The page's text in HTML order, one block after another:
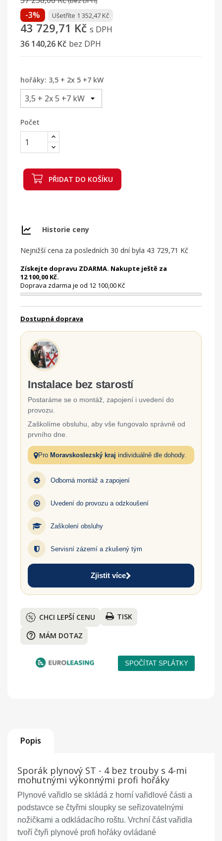
-3% Ušetříte 1 352,47 Kč
43 729,71 Kč s DPH
36 140,26 Kč bez DPH
hořáky: 3,5 + 2x 5 +7 kW
Počet
PŘIDAT DO KOŠÍKU
Historie ceny
Nejnižší cena za posledních 30 dní byla 43 729,71 Kč
Získejte dopravu ZDARMA. Nakupte ještě za
12 100,00 Kč.
Doprava zdarma je od 12 100,00 Kč
Dostupná doprava
Instalace bez starostí
Postaráme se o montáž, zapojení i uvedení do
provozu.
Zaškolíme obsluhu, aby vše fungovalo správně od
prvního dne.
Pro Moravskoslezský kraj individuálně dle dohody.
Odborná montáž a zapojení
Uvedení do provozu a odzkoušení
Zaškolení obsluhy
Servisní zázemí a zkušený tým
Zjistit více
CHCI LEPŠÍ CENU TISK
help_outline MÁM DOTAZ
Popis
Sporák plynový ST - 4 bez trouby s 4-mi
mohutnými výkonnými profi hořáky
Plynové vařidlo se skládá z horní vařidlové části a
podstavce se čtyřmi sloupky se seřizovatelnými
nožičkami a odkládacího roštu. Vrchní část vařidla
tvoří čtyři plynové profi hořáky ovládané